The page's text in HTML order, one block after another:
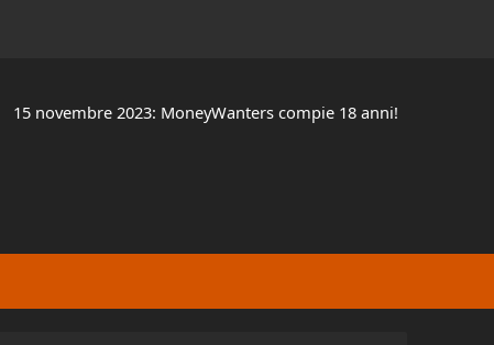
15 novembre 2023: MoneyWanters compie 18 anni!